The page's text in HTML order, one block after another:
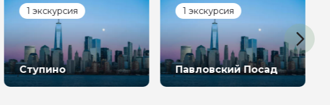
1 экскурсия
Ступино
1 экскурсия
Павловский Посад